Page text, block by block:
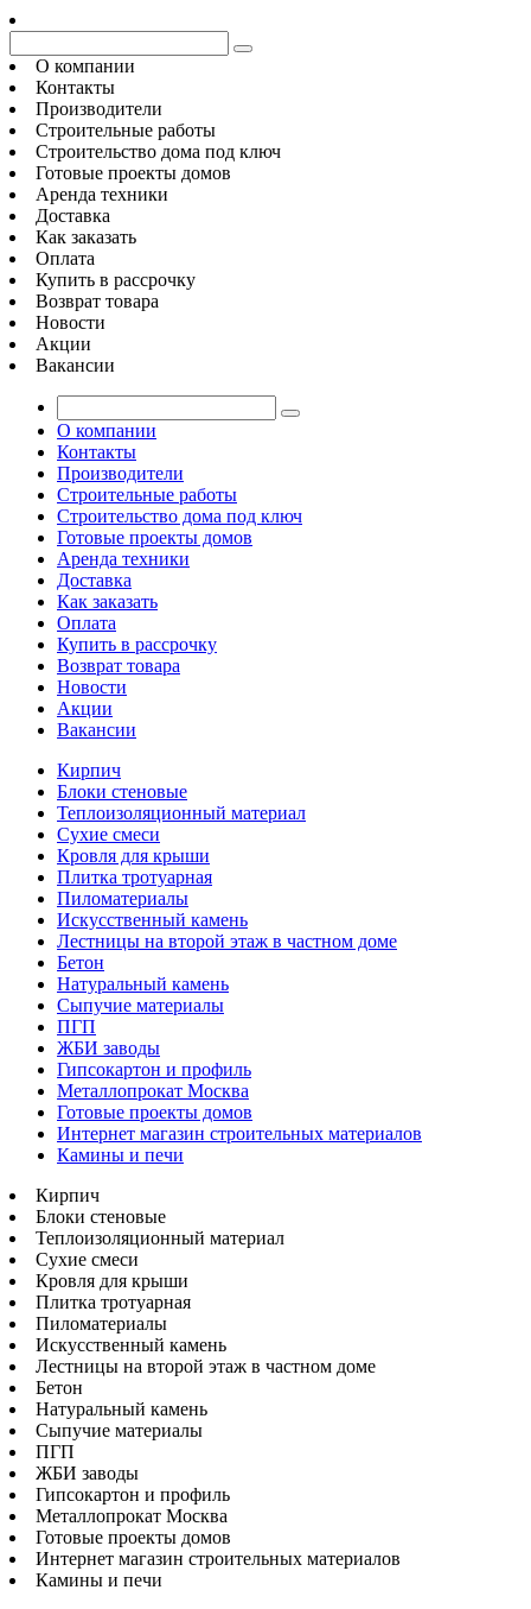
О компании
Контакты
Производители
Строительные работы
Строительство дома под ключ
Готовые проекты домов
Аренда техники
Доставка
Как заказать
Оплата
Купить в рассрочку
Возврат товара
Новости
Акции
Вакансии
О компании
Контакты
Производители
Строительные работы
Строительство дома под ключ
Готовые проекты домов
Аренда техники
Доставка
Как заказать
Оплата
Купить в рассрочку
Возврат товара
Новости
Акции
Вакансии
Кирпич
Блоки стеновые
Теплоизоляционный материал
Сухие смеси
Кровля для крыши
Плитка тротуарная
Пиломатериалы
Искусственный камень
Лестницы на второй этаж в частном доме
Бетон
Натуральный камень
Сыпучие материалы
ПГП
ЖБИ заводы
Гипсокартон и профиль
Металлопрокат Москва
Готовые проекты домов
Интернет магазин строительных материалов
Камины и печи
Кирпич
Блоки стеновые
Теплоизоляционный материал
Сухие смеси
Кровля для крыши
Плитка тротуарная
Пиломатериалы
Искусственный камень
Лестницы на второй этаж в частном доме
Бетон
Натуральный камень
Сыпучие материалы
ПГП
ЖБИ заводы
Гипсокартон и профиль
Металлопрокат Москва
Готовые проекты домов
Интернет магазин строительных материалов
Камины и печи